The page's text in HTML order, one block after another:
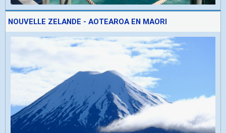
NOUVELLE ZELANDE - AOTEAROA EN MAORI